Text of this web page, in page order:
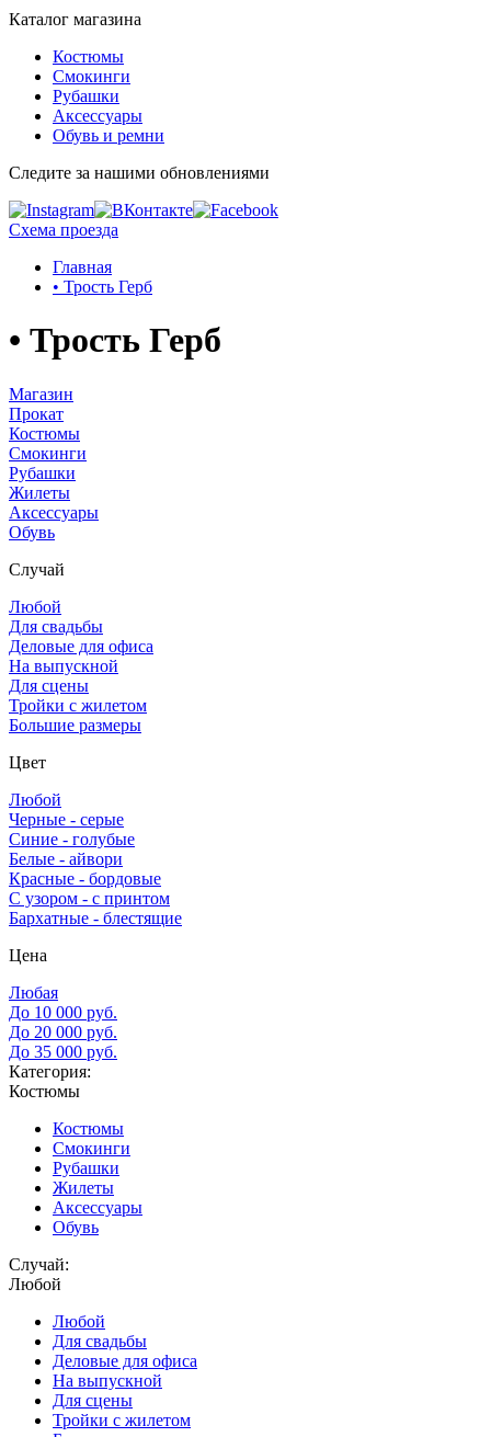
Каталог магазина
Костюмы
Смокинги
Рубашки
Аксессуары
Обувь и ремни
Следите за нашими обновлениями
Схема проезда
Главная
• Трость Герб
• Трость Герб
Магазин
Прокат
Костюмы
Смокинги
Рубашки
Жилеты
Аксессуары
Обувь
Случай
Любой
Для свадьбы
Деловые для офиса
На выпускной
Для сцены
Тройки с жилетом
Большие размеры
Цвет
Любой
Черные - серые
Синие - голубые
Белые - айвори
Красные - бордовые
С узором - с принтом
Бархатные - блестящие
Цена
Любая
До 10 000 руб.
До 20 000 руб.
До 35 000 руб.
Категория:
Костюмы
Костюмы
Смокинги
Рубашки
Жилеты
Аксессуары
Обувь
Случай:
Любой
Любой
Для свадьбы
Деловые для офиса
На выпускной
Для сцены
Тройки с жилетом